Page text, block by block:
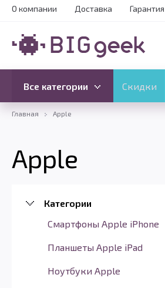
О компании Доставка Гарантия
Все категории Скидки
Все категории
Главная Apple
Apple
Категории
Смартфоны Apple iPhone
Планшеты Apple iPad
Ноутбуки Apple